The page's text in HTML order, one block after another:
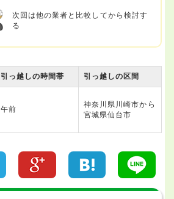
次回は他の業者と比較してから検討す
る
引っ越しの時間帯 引っ越しの区間
午前
神奈川県川崎市から
宮城県仙台市